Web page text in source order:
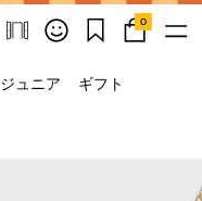
0
ジュニア ギフト